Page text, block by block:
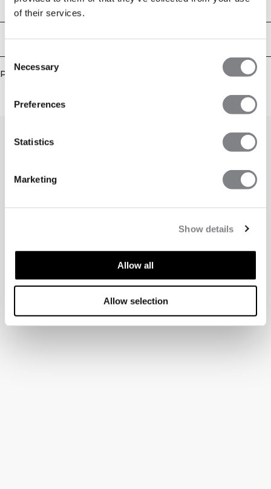
of their services.
Consent
Selection
Necessary
Preferences
Statistics
Marketing
Show details
Allow all
Allow selection
avec une épaule tombante. Nous recommandons que le vêtement soit stocké
plié et horizontal pour garder sa forme. Matériau côtelé lourd de 680 GSM,
logo ICIW brodé, coupe décontractée, longueur complète. 90% Coton, 10%
Aspects techniques
Livraison & retours
Produits similaires